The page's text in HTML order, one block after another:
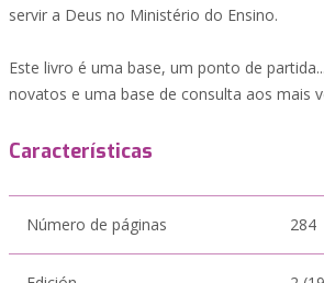
servir a Deus no Ministério do Ensino.
Este livro é uma base, um ponto de
novatos e uma base de consulta aos mais
Características
Número de páginas 284